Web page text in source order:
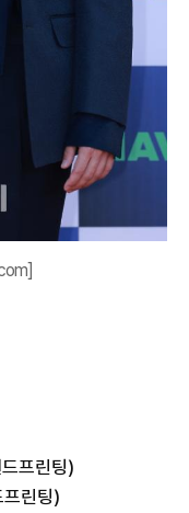
프린팅)
린팅)